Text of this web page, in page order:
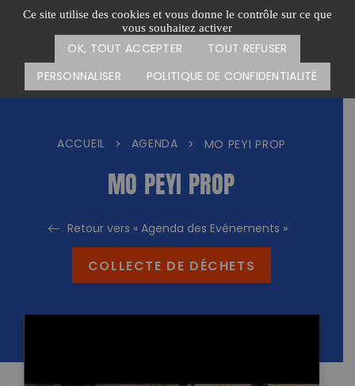
Ce site utilise des cookies et vous donne le contrôle sur ce que
vous souhaitez activer
OK, TOUT ACCEPTER
TOUT REFUSER
PERSONNALISER
POLITIQUE DE CONFIDENTIALITÉ
Passer
Menu
CARTE DES ACTIONS FAIRE UN DON
ACCUEIL > AGENDA > MO PEYI PROP
MO PEYI PROP
Retour vers « Agenda des Evénements »
COLLECTE DE DÉCHETS